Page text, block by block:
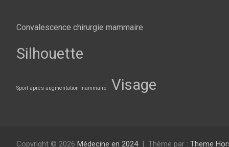
’
t
Convalescence chirurgie mammaire
Silhouette
Sport après augmentation mammaire Visage
Copyright © 2026 Médecine en 2024 Thème par : Theme